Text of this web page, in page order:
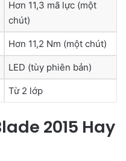
Hơn 11,3 mã lực (một
chút)
Hơn 11,2 Nm (một chút)
LED (tùy phiên bản)
Từ 2 lớp
2015 Hay